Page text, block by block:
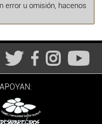
error u omisión, hacenos
APOYAN: